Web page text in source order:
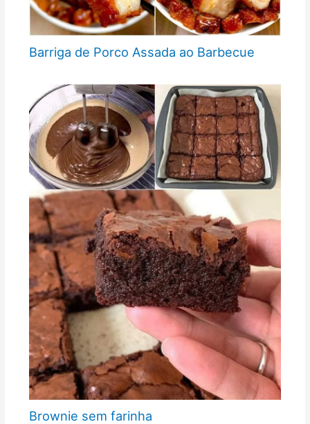
Barriga de Porco Assada ao Barbecue
Brownie sem farinha